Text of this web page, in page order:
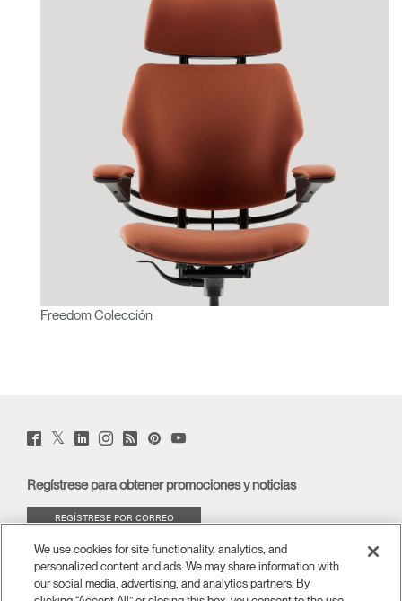
Freedom Colección
Facebook
(opens
Twitter
(opens
LinkedIn
(opens
Instagram
(opens
Humanscale
Blog
window)
PinterstYouTube
Regístrese para obtener promociones y noticias
REGÍSTRESE POR CORREO
ACERCA DE
We use cookies for site functionality, analytics, and
personalized content and ads. We may share information with
our social media, advertising, and analytics partners. By